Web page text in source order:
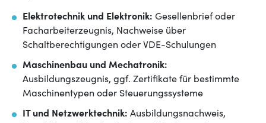
Elektrotechnik und Elektronik: Gesellenbrief oder
Facharbeiterzeugnis, Nachweise über
Schaltberechtigungen oder VDE-Schulungen
Maschinenbau und Mechatronik:
Ausbildungszeugnis, ggf. Zertifikate für bestimmte
Maschinentypen oder Steuerungssysteme
IT und Netzwerktechnik: Ausbildungsnachweis,